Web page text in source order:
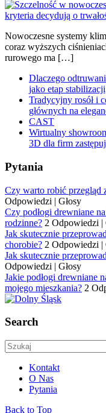
Nowoczesne systemy
coraz wyższych
rurowego ma […]
Dlaczego
jako etap
Tradycyjny rosół i
głównych na
CAST
Wirtualny
3D dla firm
Pytania
Czy warto robić przegląd
Odpowiedzi | Głosy
Czy podłogi drewniane
rodzinne? 2 Odpowiedzi |
Jak skutecznie
chorobie? 2 Odpowiedzi |
Jak skutecznie
Odpowiedzi | Głosy
Jakie podłogi drewniane
mojego mieszkania? 2
Search
Kontakt
O Nas
Pytania
Back to Top